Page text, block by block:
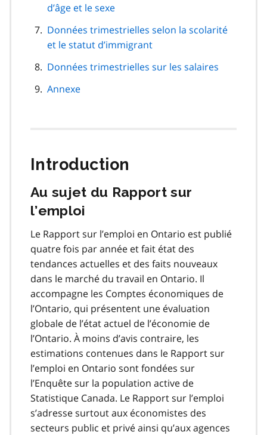
d’âge et le sexe
Données trimestrielles selon la scolarité
et le statut d’immigrant
Données trimestrielles sur les salaires
Annexe
Introduction
Au sujet du Rapport sur
l’emploi
Le Rapport sur l’emploi en Ontario est publié
quatre fois par année et fait état des
tendances actuelles et des faits nouveaux
dans le marché du travail en Ontario. Il
accompagne les Comptes économiques de
l’Ontario, qui présentent une évaluation
globale de l’état actuel de l’économie de
l’Ontario. À moins d’avis contraire, les
estimations contenues dans le Rapport sur
l’emploi en Ontario sont fondées sur
l’Enquête sur la population active de
Statistique Canada. Le Rapport sur l’emploi
s’adresse surtout aux économistes des
secteurs public et privé ainsi qu’aux agences